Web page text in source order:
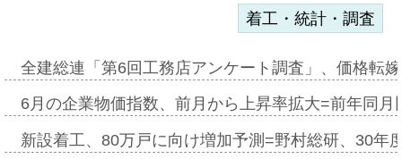
着工・統計・調査
全建総連「第6回工務店アンケート調査」、価格転
6月の企業物価指数、前月から上昇率拡大=前年同
新設着工、80万戸に向け増加予測=野村総研、30年